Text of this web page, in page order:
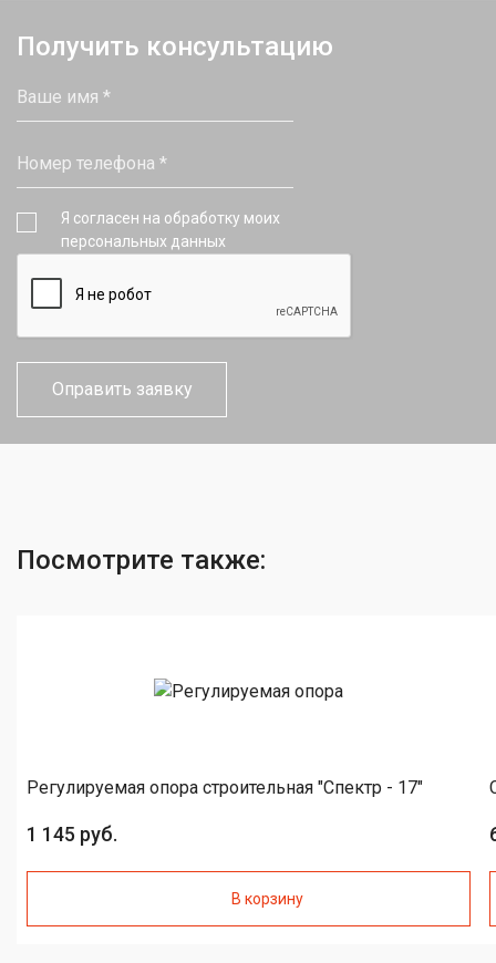
Получить консультацию
Я согласен на обработку моих
персональных данных
Посмотрите также:
Регулируемая опора строительная "Спектр - 17"
1 145 руб.
В корзину